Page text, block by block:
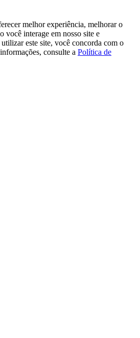
melhor experiência, melhorar o
você interage em nosso site e
este site, você concorda com o
consulte a Política de